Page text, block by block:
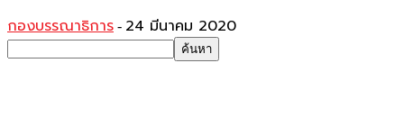
กองบรรณาธิการ - 24 มีนาคม 2020